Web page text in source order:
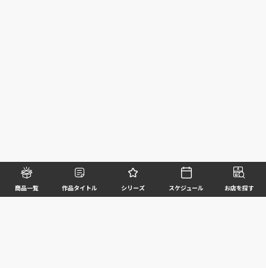
商品一覧 作品タイトル シリーズ スケジュール お店を探す